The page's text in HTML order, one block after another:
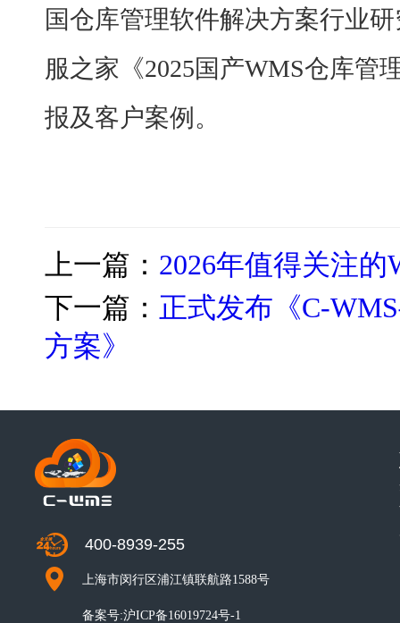
国仓库管理软件解决方案行业
服之家《2025国产WMS仓库管
报及客户案例。
上一篇： 2026年值得关注的
下一篇： 正式发布《C-
方案》
400-8939-255
上海市闵行区浦江镇联航路1588号
备案号:沪ICP备16019724号-1